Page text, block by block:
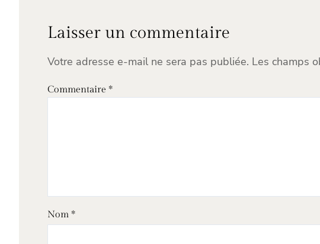
Laisser un commentaire
Votre adresse e-mail ne sera pas publiée. Les champs
Commentaire *
Nom *